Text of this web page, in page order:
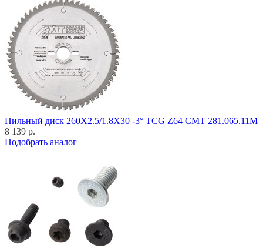
Пильный диск 260X2.5/1.8X30 -3° TCG Z64 CMT 281.065.11M
8 139 р.
Подобрать аналог